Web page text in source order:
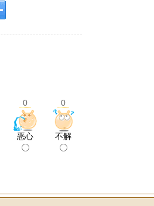
0 0
恶心 不解